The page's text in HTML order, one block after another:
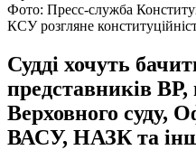
Фото: Пресс-служба
КСУ розгляне
Судді хочуть
представників ВР,
Верховного суду,
ВАСУ, НАЗК та